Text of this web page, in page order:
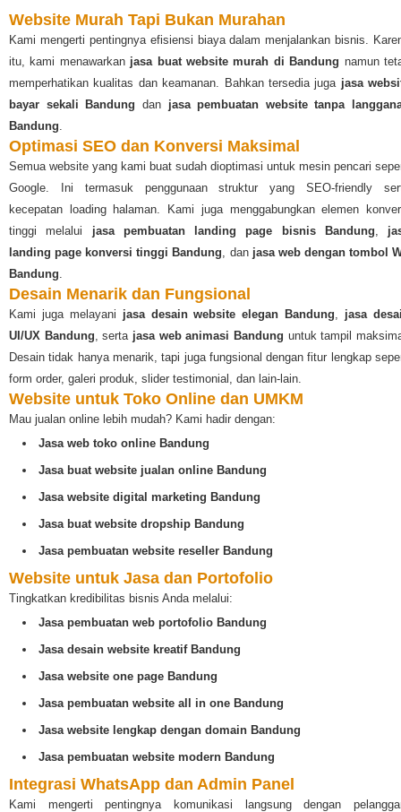
Website Murah Tapi Bukan Murahan
Kami mengerti pentingnya efisiensi biaya dalam menjalankan bisnis.
itu, kami menawarkan jasa buat website murah di Bandung namun
memperhatikan kualitas dan keamanan. Bahkan tersedia juga jasa
bayar sekali Bandung dan jasa pembuatan website tanpa
Bandung.
Optimasi SEO dan Konversi Maksimal
Semua website yang kami buat sudah dioptimasi untuk mesin pencari
Google. Ini termasuk penggunaan struktur yang SEO-friendly
kecepatan loading halaman. Kami juga menggabungkan elemen
tinggi melalui jasa pembuatan landing page bisnis Bandung,
landing page konversi tinggi Bandung, dan jasa web dengan tombol
Bandung.
Desain Menarik dan Fungsional
Kami juga melayani jasa desain website elegan Bandung, jasa
UI/UX Bandung, serta jasa web animasi Bandung untuk tampil
Desain tidak hanya menarik, tapi juga fungsional dengan fitur lengkap
form order, galeri produk, slider testimonial, dan lain-lain.
Website untuk Toko Online dan UMKM
Mau jualan online lebih mudah? Kami hadir dengan:
Jasa web toko online Bandung
Jasa buat website jualan online Bandung
Jasa website digital marketing Bandung
Jasa buat website dropship Bandung
Jasa pembuatan website reseller Bandung
Website untuk Jasa dan Portofolio
Tingkatkan kredibilitas bisnis Anda melalui:
Jasa pembuatan web portofolio Bandung
Jasa desain website kreatif Bandung
Jasa website one page Bandung
Jasa pembuatan website all in one Bandung
Jasa website lengkap dengan domain Bandung
Jasa pembuatan website modern Bandung
Integrasi WhatsApp dan Admin Panel
Kami mengerti pentingnya komunikasi langsung dengan